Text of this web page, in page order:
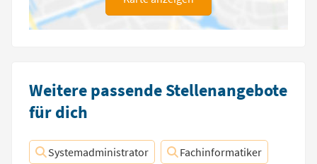
Weitere passende Stellenangebote
für dich
Systemadministrator Fachinformatiker